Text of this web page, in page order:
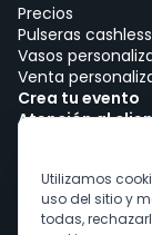
Precios
Pulseras cashless
Vasos
Venta
Crea tu evento
Atención al
Utilizamos
uso del sitio y
todas,